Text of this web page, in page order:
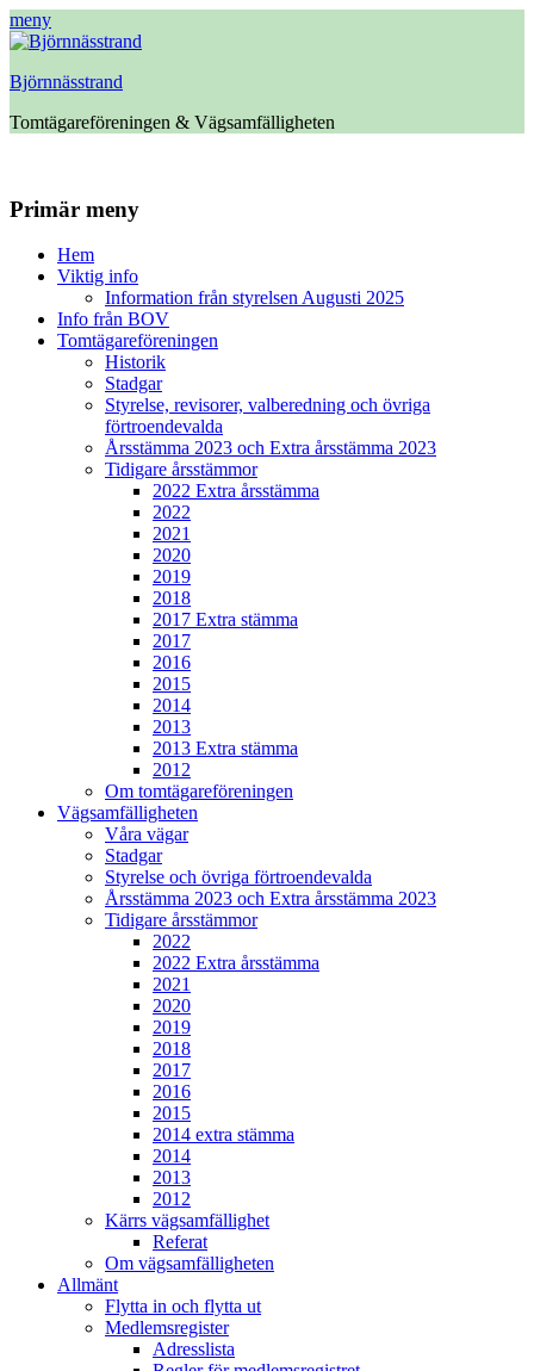
meny
Björnnässtrand
Tomtägareföreningen & Vägsamfälligheten
Primär meny
HoppaHem
Viktig info
Information från styrelsen Augusti 2025
Info från BOV
Tomtägareföreningen
Historik
Stadgar
Styrelse, revisorer, valberedning och övriga
förtroendevalda
Årsstämma 2023 och Extra årsstämma 2023
Tidigare årsstämmor
2022 Extra årsstämma
2022
2021
2020
2019
2018
2017 Extra stämma
2017
2016
2015
2014
2013
2013 Extra stämma
2012
Om tomtägareföreningen
Vägsamfälligheten
Våra vägar
Stadgar
Styrelse och övriga förtroendevalda
Årsstämma 2023 och Extra årsstämma 2023
Tidigare årsstämmor
2022
2022 Extra årsstämma
2021
2020
2019
2018
2017
2016
2015
2014 extra stämma
2014
2013
2012
Kärrs vägsamfällighet
Referat
Om vägsamfälligheten
Allmänt
Flytta in och flytta ut
Medlemsregister
Adresslista